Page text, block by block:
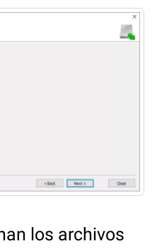
los archivos